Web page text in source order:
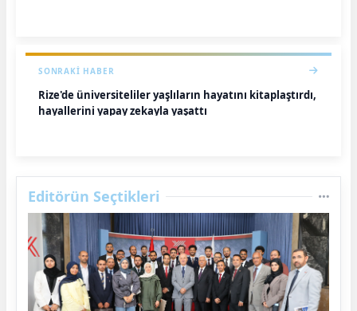
SONRAKI HABER
Rize'de üniversiteliler yaşlıların hayatını kitaplaştırdı,
hayallerini yapay zekayla yaşattı
Editörün Seçtikleri